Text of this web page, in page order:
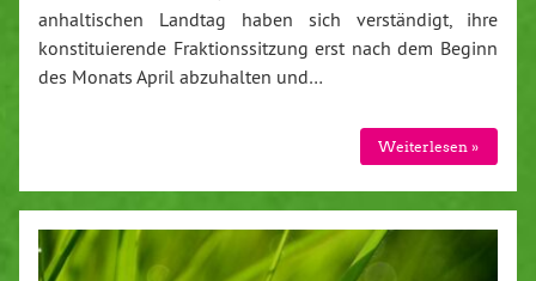
anhaltischen Landtag haben sich verständigt, ihre
konstituierende Fraktionssitzung erst nach dem Beginn
des Monats April abzuhalten und…
Weiterlesen »